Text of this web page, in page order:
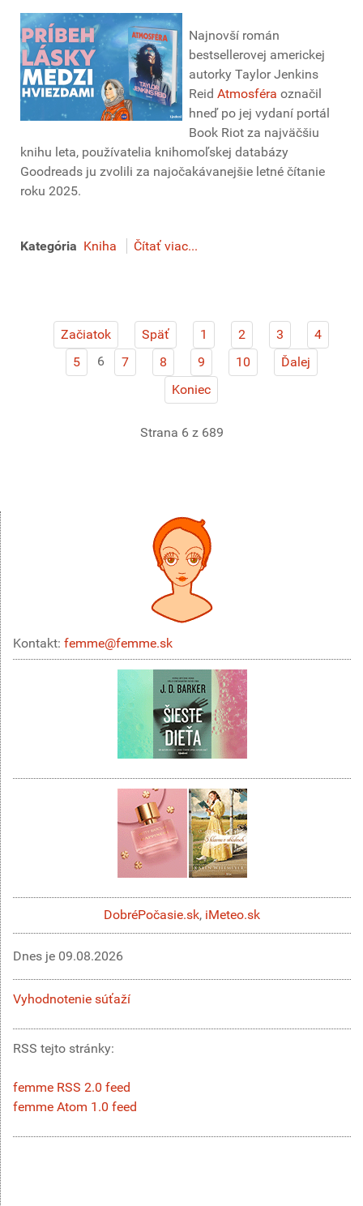
Najnovší román
bestsellerovej americkej
autorky Taylor Jenkins
Reid Atmosféra označil
hneď po jej vydaní portál
Book Riot za najväčšiu
knihu leta, používatelia knihomoľskej databázy
Goodreads ju zvolili za najočakávanejšie letné čítanie
roku 2025.
Kategória Kniha Čítať viac...
Začiatok Späť 1 2 3
4
5
6 7 8 9 10
Ďalej
Koniec
Strana 6 z 689
Kontakt: femme@femme.sk
DobréPočasie.sk, iMeteo.sk
Dnes je 09.08.2026
Vyhodnotenie súťaží
RSS tejto stránky:
femme RSS 2.0 feed
femme Atom 1.0 feed